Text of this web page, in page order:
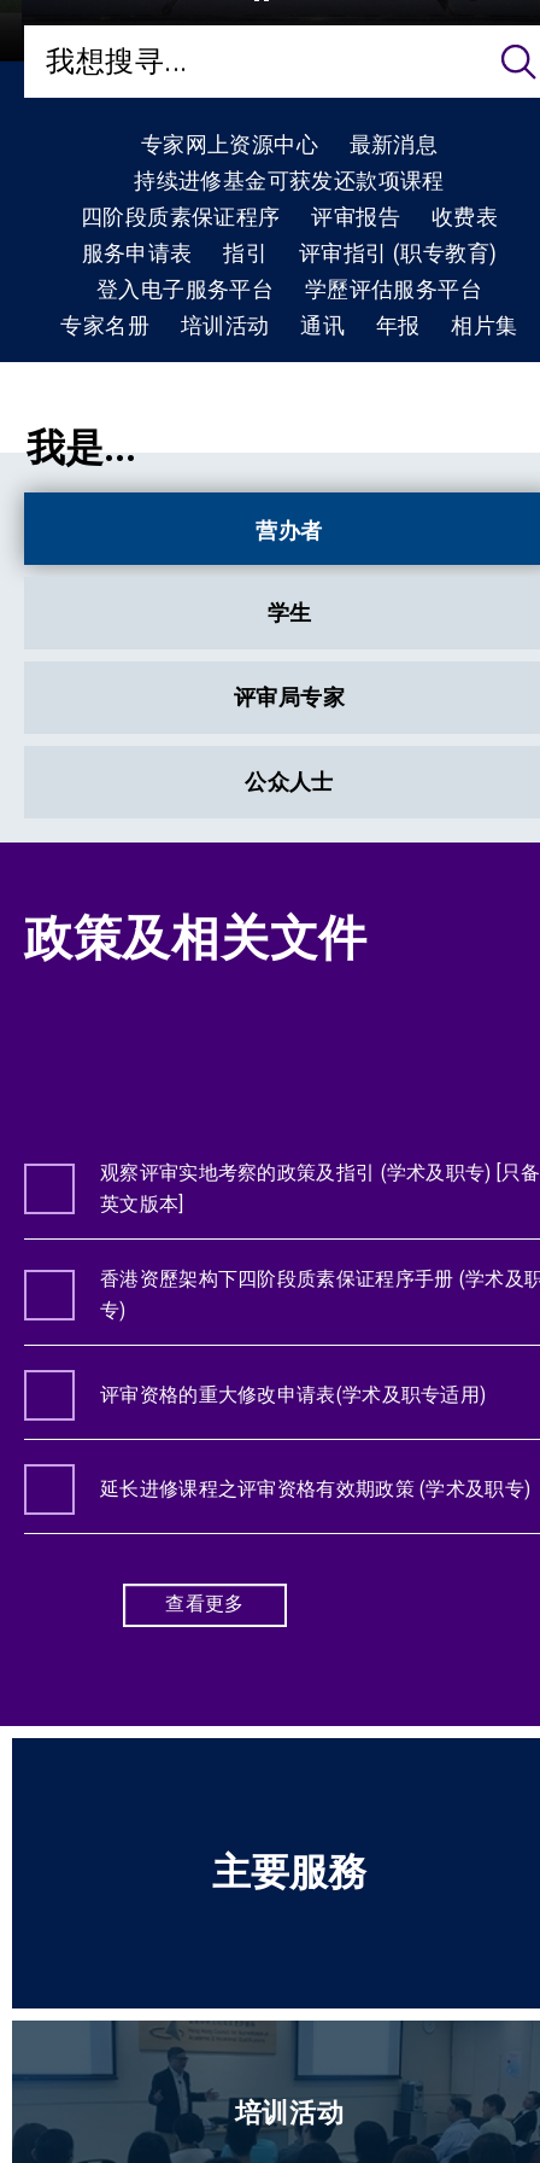
专家网上资源中心
最新消息
持续进修基金可获发还款项课程
四阶段质素保证程序
评审报告
收费表
服务申请表
指引
评审指引 (职专教育)
登入电子服务平台
学歷评估服务平台
专家名册
培训活动 通讯 年报 相片集
我是...
营办者
学生
评审局专家
公众人士
政策及相关文件
查看更多
观察评审实地考察的政策及指引 (学术及职专) [只备
英文版本]
香港资歷架构下四阶段质素保证程序手册 (学术及
专)
评审资格的重大修改申请表(学术及职专适用)
延长进修课程之评审资格有效期政策 (学术及职专)
主要服務
培训活动